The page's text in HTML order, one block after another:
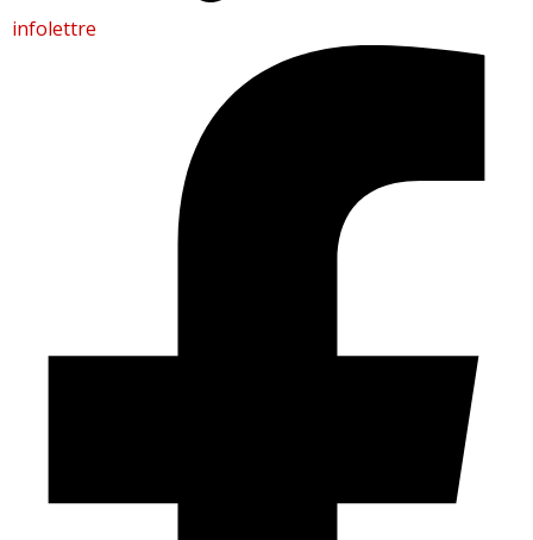
infolettre